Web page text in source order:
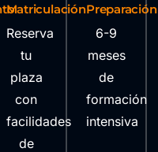
Matriculación
Reserva
tu
plaza
con
facilidades
de
Preparación
6-9
meses
de
formación
intensiva